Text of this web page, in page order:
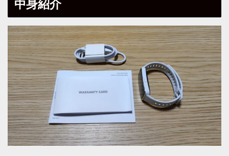
中身紹介